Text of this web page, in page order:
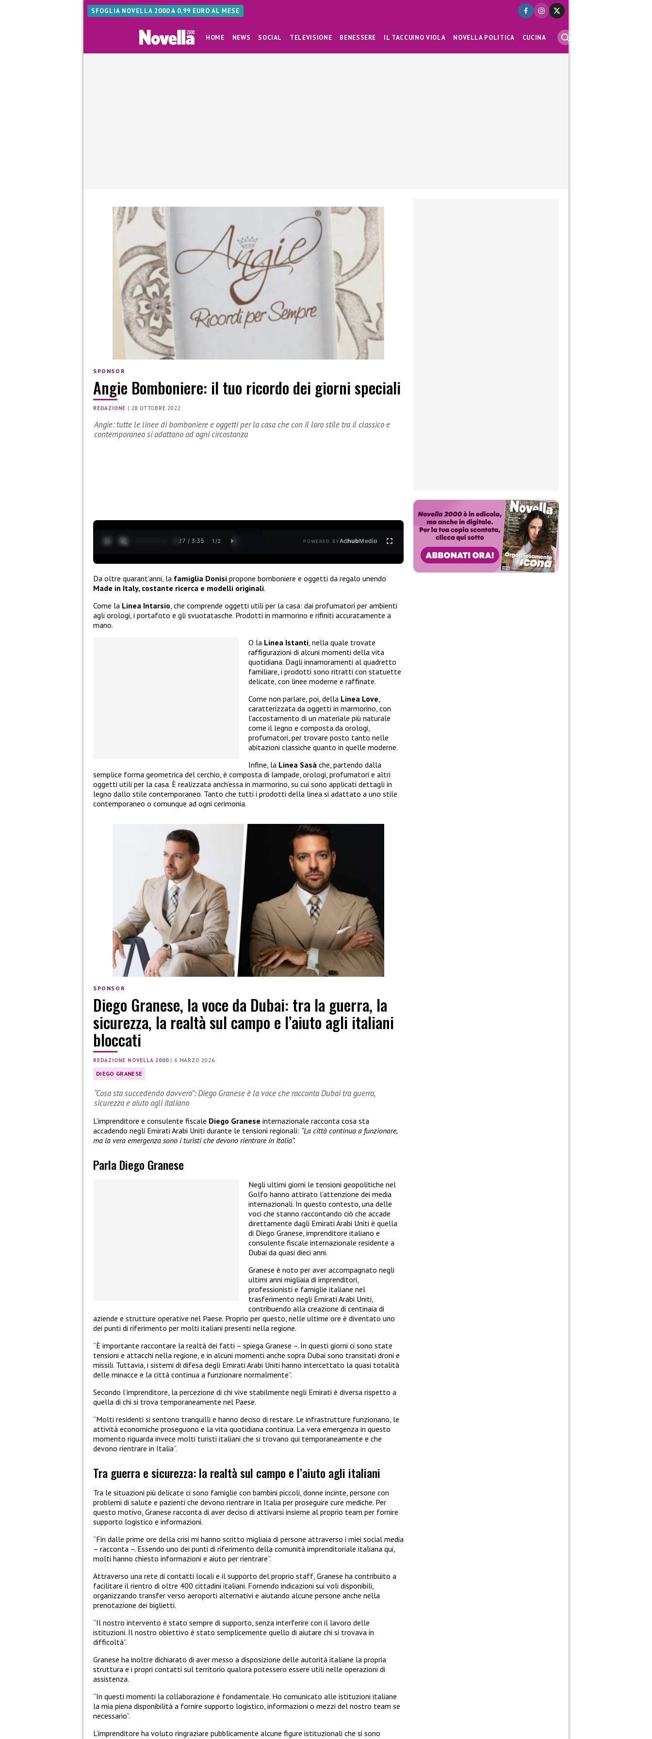
SFOGLIA NOVELLA 2000 A 0,99 EURO AL MESE
HOME NEWS SOCIAL TELEVISIONE BENESSERE IL TACCUINO VIOLA NOVELLA POLITICA CUCINA
SPONSOR
Angie Bomboniere: il tuo ricordo dei giorni speciali
REDAZIONE | 28 OTTOBRE 2022
Angie: tutte le linee di bomboniere e oggetti per la casa che con il loro stile tra il classico e
contemporaneo si adattano ad ogni circostanza
0:28 / 3:35 1 /2 POWERED BYAdhubMedia
Da oltre quarant’anni, la famiglia Donisi propone bomboniere e oggetti da regalo unendo
Made in Italy, costante ricerca e modelli originali.
Come la Linea Intarsio , che comprende oggetti utili per la casa: dai profumatori per ambienti
agli orologi, i portafoto e gli svuotatasche. Prodotti in marmorino e rifiniti accuratamente a
mano.
O la Linea Istanti , nella quale trovate
raffigurazioni di alcuni momenti della vita
quotidiana. Dagli innamoramenti al quadretto
familiare, i prodotti sono ritratti con statuette
delicate, con linee moderne e raffinate.
Come non parlare, poi, della Linea Love
caratterizzata da oggetti in marmorino, con
l’accostamento di un materiale più naturale
come il legno e composta da orologi,
profumatori, per trovare posto tanto nelle
abitazioni classiche quanto in quelle moderne.
Infine, la Linea Sasà che, partendo dalla
semplice forma geometrica del cerchio, è composta di lampade, orologi, profumatori e altri
oggetti utili per la casa. È realizzata anch’essa in marmorino, su cui sono applicati dettagli in
legno dallo stile contemporaneo. Tanto che tutti i prodotti della linea si adattato a uno stile
contemporaneo o comunque ad ogni cerimonia.
SPONSOR
Diego Granese, la voce da Dubai: tra la guerra, la
sicurezza, la realtà sul campo e l’aiuto agli italiani
bloccati
REDAZIONE NOVELLA 2000| 6 MARZO 2026
DIEGO GRANESE
“Cosa sta succedendo davvero”: Diego Granese è la voce che racconta Dubai tra guerra,
sicurezza e aiuto agli italiano
L’imprenditore e consulente fiscale Diego Granese internazionale racconta cosa sta
accadendo negli Emirati Arabi Uniti durante le tensioni regionali: “La città continua a funzionare,
ma la vera emergenza sono i turisti che devono rientrare in Italia”.
Parla Diego Granese
Negli ultimi giorni le tensioni geopolitiche nel
Golfo hanno attirato l’attenzione dei media
internazionali. In questo contesto, una delle
voci che stanno raccontando ciò che accade
direttamente dagli Emirati Arabi Uniti è quella
di Diego Granese, imprenditore italiano e
consulente fiscale internazionale residente a
Dubai da quasi dieci anni.
Granese è noto per aver accompagnato negli
ultimi anni migliaia di imprenditori,
professionisti e famiglie italiane nel
trasferimento negli Emirati Arabi Uniti,
contribuendo alla creazione di centinaia di
aziende e strutture operative nel Paese. Proprio per questo, nelle ultime ore è diventato uno
dei punti di riferimento per molti italiani presenti nella regione.
“È importante raccontare la realtà dei fatti – spiega Granese –. In questi giorni ci sono state
tensioni e attacchi nella regione, e in alcuni momenti anche sopra Dubai sono transitati droni e
missili. Tuttavia, i sistemi di difesa degli Emirati Arabi Uniti hanno intercettato la quasi totalità
delle minacce e la città continua a funzionare normalmente”.
Secondo l’imprenditore, la percezione di chi vive stabilmente negli Emirati è diversa rispetto a
quella di chi si trova temporaneamente nel Paese.
“Molti residenti si sentono tranquilli e hanno deciso di restare. Le infrastrutture funzionano, le
attività economiche proseguono e la vita quotidiana continua. La vera emergenza in questo
momento riguarda invece molti turisti italiani che si trovano qui temporaneamente e che
devono rientrare in Italia”.
Tra guerra e sicurezza: la realtà sul campo e l’aiuto agli italiani
Tra le situazioni più delicate ci sono famiglie con bambini piccoli, donne incinte, persone con
problemi di salute e pazienti che devono rientrare in Italia per proseguire cure mediche. Per
questo motivo, Granese racconta di aver deciso di attivarsi insieme al proprio team per fornire
supporto logistico e informazioni.
“Fin dalle prime ore della crisi mi hanno scritto migliaia di persone attraverso i miei social media
– racconta –. Essendo uno dei punti di riferimento della comunità imprenditoriale italiana qui,
molti hanno chiesto informazioni e aiuto per rientrare”.
Attraverso una rete di contatti locali e il supporto del proprio staff, Granese ha contribuito a
facilitare il rientro di oltre 400 cittadini italiani. Fornendo indicazioni sui voli disponibili,
organizzando transfer verso aeroporti alternativi e aiutando alcune persone anche nella
prenotazione dei biglietti.
“Il nostro intervento è stato sempre di supporto, senza interferire con il lavoro delle
istituzioni. Il nostro obiettivo è stato semplicemente quello di aiutare chi si trovava in
difficoltà”.
Granese ha inoltre dichiarato di aver messo a disposizione delle autorità italiane la propria
struttura e i propri contatti sul territorio qualora potessero essere utili nelle operazioni di
assistenza.
“In questi momenti la collaborazione è fondamentale. Ho comunicato alle istituzioni italiane
la mia piena disponibilità a fornire supporto logistico, informazioni o mezzi del nostro team se
necessario”.
L’imprenditore ha voluto ringraziare pubblicamente alcune figure istituzionali che si sono